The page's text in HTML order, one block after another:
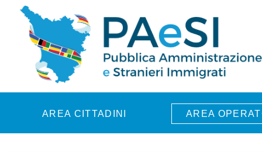
Skip to main content
AREA CITTADINI AREA